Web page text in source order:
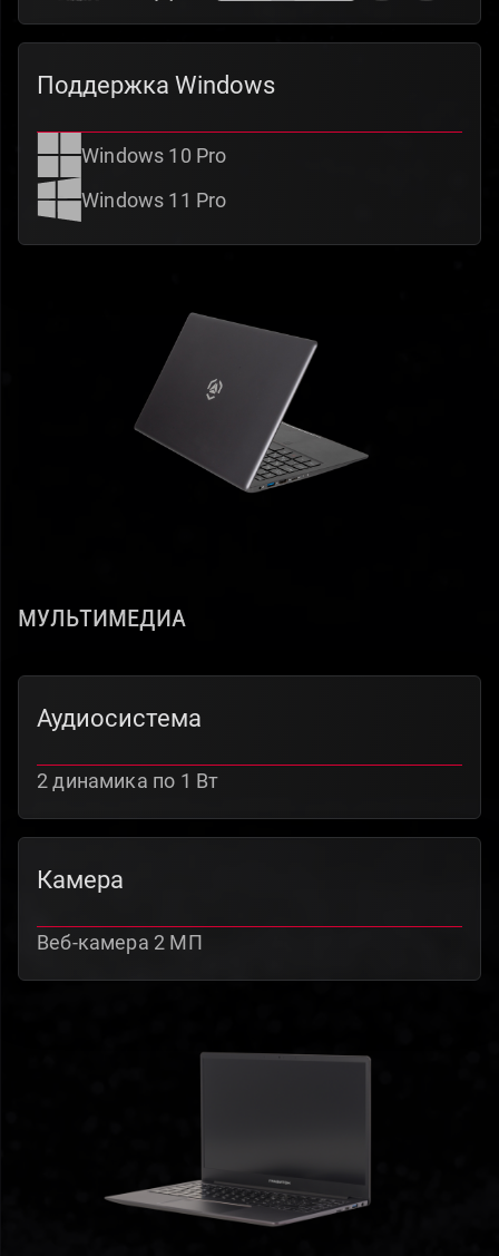
Поддержка Windows
Windows 10 Pro
Windows 11 Pro
Мультимедиа
Аудиосистема
2 динамика по 1 Вт
Камера
Веб-камера 2 МП